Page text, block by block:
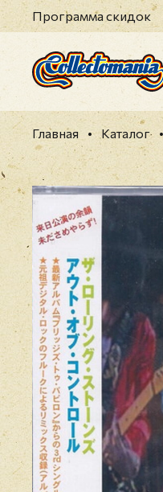
Программа скидок
Главная Каталог